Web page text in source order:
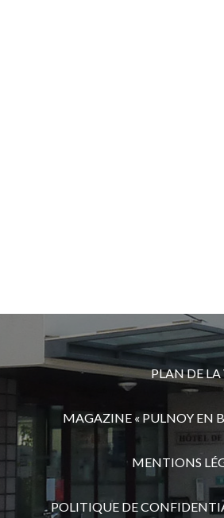
PLAN DE LA
MAGAZINE « PULNOY EN
MENTIONS
POLITIQUE DE